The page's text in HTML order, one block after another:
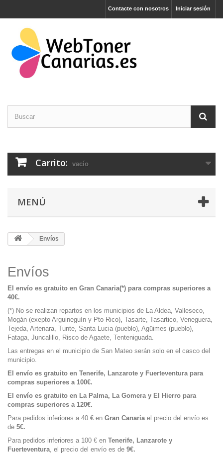
Iniciar sesión
Contacte con nosotros
Carrito: vacío
MENÚ
Envíos
Envíos
El envío es gratuito en Gran Canaria(*) para compras superiores a
40€.
(*) No se realizan repartos en los municipios de La Aldea, Valleseco,
Mogán (exepto Arguineguín y Pto Rico), Tasarte, Tasartico, Veneguera,
Tejeda, Artenara, Tunte, Santa Lucia (pueblo), Agüimes (pueblo),
Fataga, Juncalillo, Risco de Agaete, Tenteniguada.
Las entregas en el municipio de San Mateo serán solo en el casco del
municipio.
El envío es gratuito en Tenerife, Lanzarote y Fuerteventura para
compras superiores a 100€.
El envío es gratuito en La Palma, La Gomera y El Hierro para
compras superiores a 120€.
Para pedidos inferiores a 40 € en Gran Canaria el precio del envío es
de 5€.
Para pedidos inferiores a 100 € en Tenerife, Lanzarote y
Fuerteventura , el precio del envío es de 9€.